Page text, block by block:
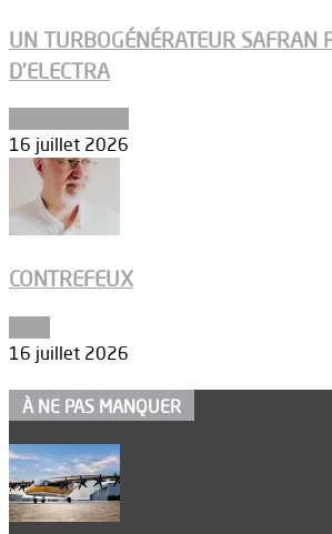
UN TURBOGÉNÉRATEUR SAFRAN
D’ELECTRA
16 juillet 2026
CONTREFEUX
16 juillet 2026
À NE PAS MANQUER